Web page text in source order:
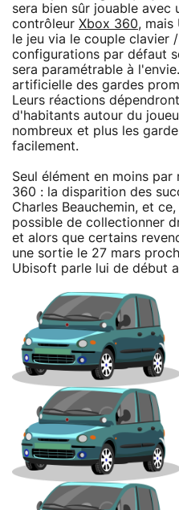
sera bien sûr jouable avec
contrôleur Xbox 360, mais
le jeu via le couple clavier
configurations par défaut
sera paramétrable à
artificielle des gardes
Leurs réactions
d'habitants autour du
nombreux et plus les
facilement.
Seul élément en moins
360 : la disparition des
Charles Beauchemin, et
possible de collectionner
et alors que certains
une sortie le 27 mars
Ubisoft parle lui de début